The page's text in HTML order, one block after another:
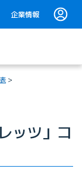
企業情報
ッツ」コ